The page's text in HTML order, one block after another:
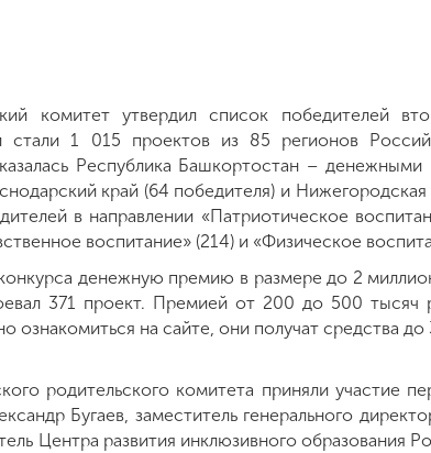
комитет утвердил список победителей
стали 1 015 проектов из 85 регионов
Республика Башкортостан –
край (64 победителя) и
в направлении «Патриотическое
воспитание» (214) и «Физическое
денежную премию в размере до 2
371 проект. Премией от 200 до 500
на сайте, они получат средства
родительского комитета приняли участие
Бугаев, заместитель генерального
Центра развития инклюзивного образования